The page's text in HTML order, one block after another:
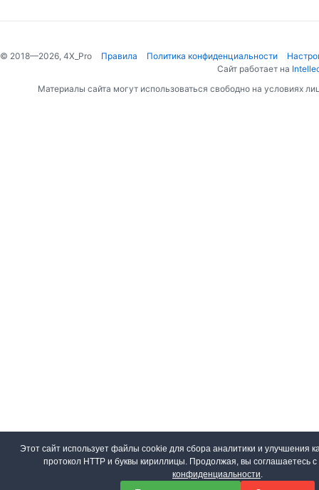
© 2018—2026, 4X_Pro Правила Политика конфиденциальности
Сайт работает на
Материалы сайта могут использоваться свободно на условиях
Этот сайт использует файлы cookie для сбора аналитики и улучшения
протокол HTTP и буквы кириллицы. Продолжая, вы соглашаетесь
конфиденциальности.